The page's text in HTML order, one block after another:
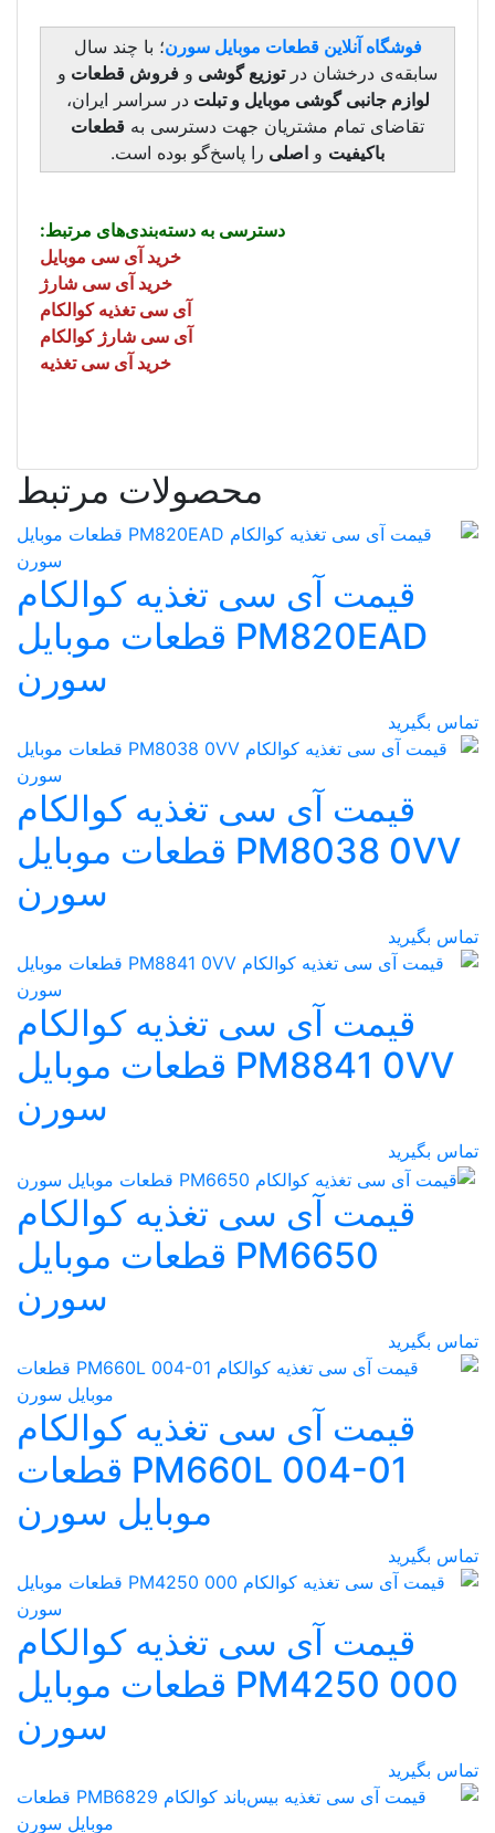
موبایل سورن؛ با چند سال
توزیع گوشیوفروش قطعاتو
و تبلتدر سراسر ایران،
جهت دسترسی به قطعات
را پاسخ‌گو بوده است.
دسترسی به دسته‌بندی‌های مرتبط:
محصولات مرتبط
تغذیه کوالکام
PM820EAD قطعات موبایل
تغذیه کوالکام
PM8038 0VV قطعات موبایل
تغذیه کوالکام
PM8841 0VV قطعات موبایل
تغذیه کوالکام
PM6650 قطعات موبایل
تغذیه کوالکام
PM660L 004-01 قطعات
تغذیه کوالکام
PM4250 000 قطعات موبایل